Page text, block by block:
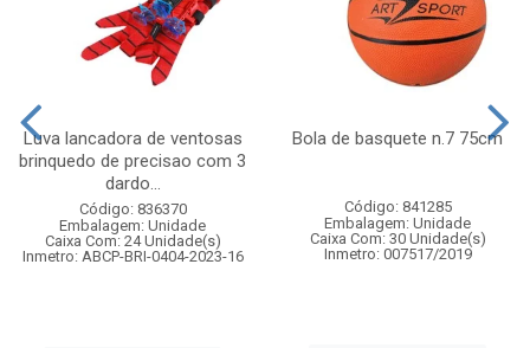
Luva lancadora de ventosas
brinquedo de precisao com 3
dardo...
Código: 836370
Embalagem: Unidade
Caixa Com: 24 Unidade(s)
Inmetro: ABCP-BRI-0404-2023-16
Bola de basquete n.7 75cm
Código: 841285
Embalagem: Unidade
Caixa Com: 30 Unidade(s)
Inmetro: 007517/2019